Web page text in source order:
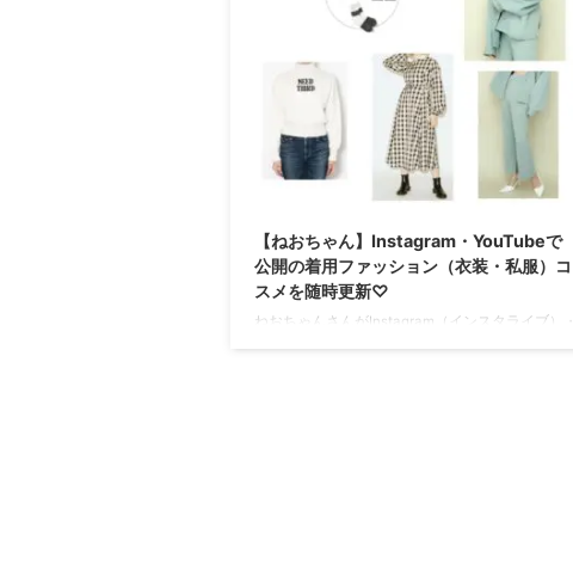
【ねおちゃん】Instagram・YouTubeで
公開の着用ファッション（衣装・私服）コ
スメを随時更新♡
ねおちゃんさんがInstagram（インスタライブ）・